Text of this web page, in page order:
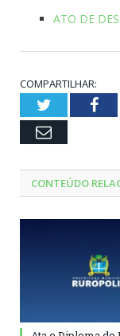
ATO DE
COMPARTILHAR:
Twitter
Email
CONTEÚDO